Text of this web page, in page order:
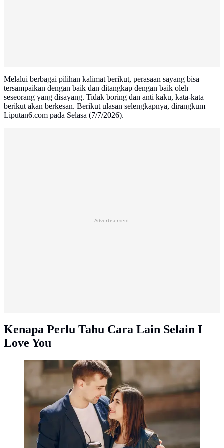
Melalui berbagai pilihan kalimat berikut, perasaan sayang bisa
tersampaikan dengan baik dan ditangkap dengan baik oleh
seseorang yang disayang. Tidak boring dan anti kaku, kata-kata
berikut akan berkesan. Berikut ulasan selengkapnya, dirangkum
Liputan6.com pada Selasa (7/7/2026).
Advertisement
Kenapa Perlu Tahu Cara Lain Selain I
Love You
Aku Sayang Kamu Bahasa Inggris. (Image by
Freepik/prostooleh)